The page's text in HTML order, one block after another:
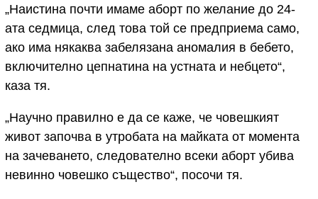
„Наистина почти имаме аборт по желание до 24-
ата седмица, след това той се предприема само,
ако има някаква забелязана аномалия в бебето,
включително цепнатина на устната и небцето“,
каза тя.
„Научно правилно е да се каже, че човешкият
живот започва в утробата на майката от момента
на зачеването, следователно всеки аборт убива
невинно човешко същество“, посочи тя.